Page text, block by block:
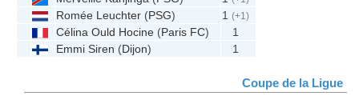
Romée Leuchter (PSG) 1(+1)
Célina Ould Hocine (Paris FC)
1
Emmi Siren (Dijon) 1
Coupe de la Ligue